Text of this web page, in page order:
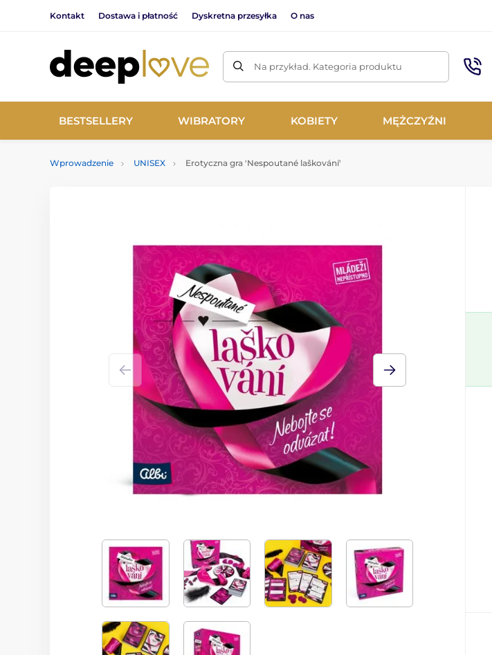
Kontakt Dostawa i płatność Dyskretna przesyłka O nas
Na przykład. Kategoria produktu
BESTSELLERY WIBRATORY KOBIETY MĘŻCZYŹNI
Wprowadzenie UNISEX Erotyczna gra 'Nespoutané laškování'